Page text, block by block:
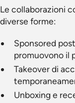
Le collaborazioni
diverse forme:
Sponsored
promuovono il
Takeover di
Unboxing e